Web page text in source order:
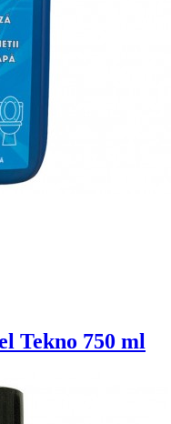
Tekno 750 ml